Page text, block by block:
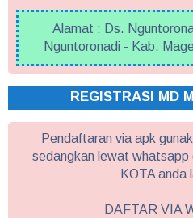
Alamat : Ds.
Nguntoronadi - Kab.
REGISTRASI MD
Pendaftaran via apk
sedangkan lewat whatsapp
KOTA anda
DAFTAR VIA